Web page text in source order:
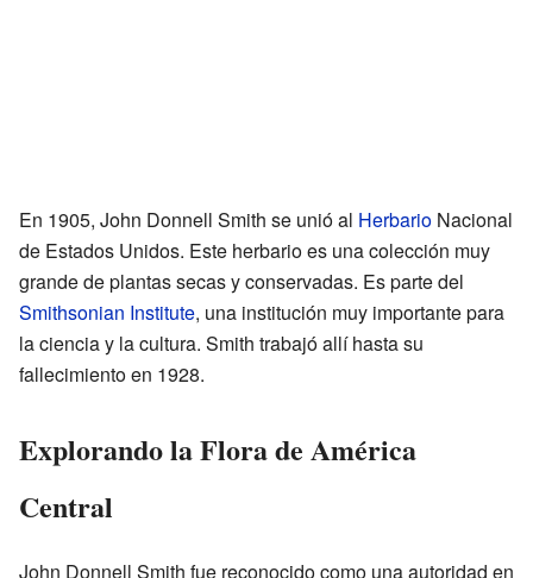
En 1905, John Donnell Smith se unió al Herbario Nacional
de Estados Unidos. Este herbario es una colección muy
grande de plantas secas y conservadas. Es parte del
Smithsonian Institute, una institución muy importante para
la ciencia y la cultura. Smith trabajó allí hasta su
fallecimiento en 1928.
Explorando la Flora de América
Central
John Donnell Smith fue reconocido como una autoridad en